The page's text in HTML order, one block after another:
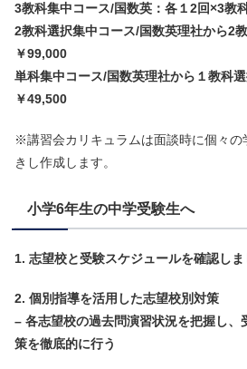
3教科集中コース/国数英：各１2回×3教
2教科選択集中コース/国数英理社から2
￥99,000
単科集中コース/国数英理社から１教科
￥49,500
※講習会カリキュラムは面談時に個々の
きし作成します。
小学6年生の中学受験生へ
1. 志望校と受験スケジュールを確認しま
2. 個別指導を活用した志望校別対策
– 各志望校の過去問演習状況を把握し、
策を徹底的に行う